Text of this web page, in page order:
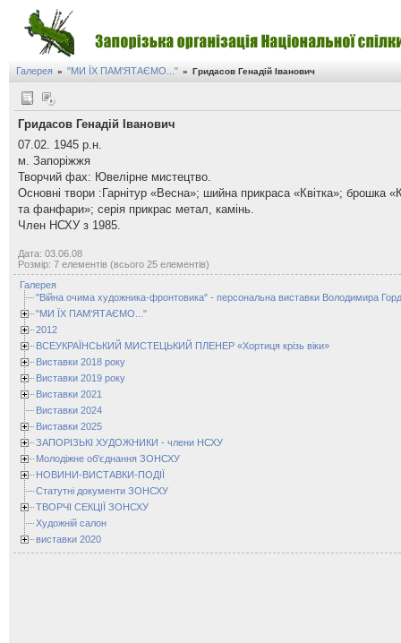
Галерея » "МИ ЇХ ПАМ'ЯТАЄМО..." » Гридасов Генадій Іванович
Гридасов Генадій Іванович
07.02. 1945 р.н.
м. Запоріжжя
Творчий фах: Ювелірне мистецтво.
Основні твори :Гарнітур «Весна»; шийна прикраса «Квітка»; брошка
та фанфари»; серія прикрас метал, камінь.
Член НСХУ з 1985.
Дата: 03.06.08
Розмір: 7 елементів (всього 25 елементів)
Галерея
"Війна очима художника-фронтовика" - персональна виставки Володимира
"МИ ЇХ ПАМ'ЯТАЄМО..."
2012
ВСЕУКРАЇНСЬКИЙ МИСТЕЦЬКИЙ ПЛЕНЕР «Хортиця крізь віки»
Виставки 2018 року
Виставки 2019 року
Виставки 2021
Виставки 2024
Виставки 2025
ЗАПОРІЗЬКІ ХУДОЖНИКИ - члени НСХУ
Молодіжне об'єднання ЗОНСХУ
НОВИНИ-ВИСТАВКИ-ПОДІЇ
Статутні документи ЗОНСХУ
ТВОРЧІ СЕКЦІЇ ЗОНСХУ
Художній салон
виставки 2020